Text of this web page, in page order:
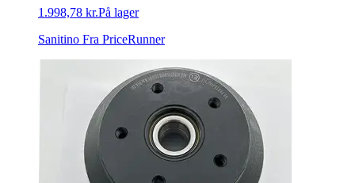
1.998,78 kr.På lager
Sanitino Fra PriceRunner